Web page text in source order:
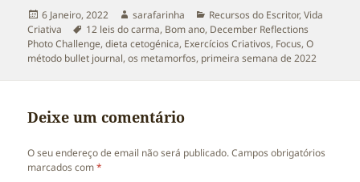
Publicado
a
6 Janeiro, 2022 Autor
sarafarinha Categorias
Recursos do Escritor,Vida
Criativa
Etiquetas
12 leis do carma, Bom ano, December Reflections
Photo Challenge,dieta cetogénica, Exercícios Criativos, Focus,O
método bullet journal,os metamorfos, primeira semana de 2022
Deixe um comentário
O seu endereço de email não será publicado. Campos obrigatórios
marcados com*